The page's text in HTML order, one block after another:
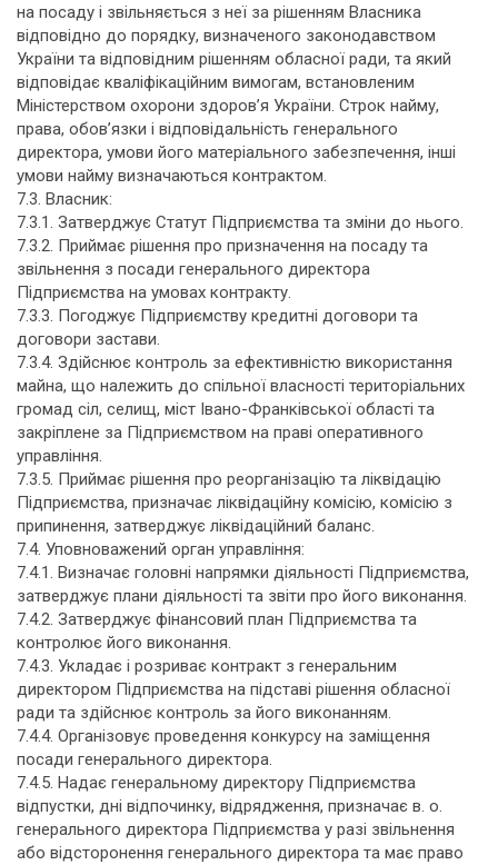
на посаду і звільняється з неї за рішенням Власника
відповідно до порядку, визначеного законодавством
України та відповідним рішенням обласної ради, та який
відповідає кваліфікаційним вимогам, встановленим
Міністерством охорони здоров’я України. Строк найму,
права, обов’язки і відповідальність генерального
директора, умови його матеріального забезпечення, інші
умови найму визначаються контрактом.
7.3. Власник:
7.3.1. Затверджує Статут Підприємства та зміни до нього.
7.3.2. Приймає рішення про призначення на посаду та
звільнення з посади генерального директора
Підприємства на умовах контракту.
7.3.3. Погоджує Підприємству кредитні договори та
договори застави.
7.3.4. Здійснює контроль за ефективністю використання
майна, що належить до спільної власності територіальних
громад сіл, селищ, міст Івано-Франківської області та
закріплене за Підприємством на праві оперативного
управління.
7.3.5. Приймає рішення про реорганізацію та ліквідацію
Підприємства, призначає ліквідаційну комісію, комісію з
припинення, затверджує ліквідаційний баланс.
7.4. Уповноважений орган управління:
7.4.1. Визначає головні напрямки діяльності Підприємства,
затверджує плани діяльності та звіти про його виконання.
7.4.2. Затверджує фінансовий план Підприємства та
контролює його виконання.
7.4.3. Укладає і розриває контракт з генеральним
директором Підприємства на підставі рішення обласної
ради та здійснює контроль за його виконанням.
7.4.4. Організовує проведення конкурсу на заміщення
посади генерального директора.
7.4.5. Надає генеральному директору Підприємства
відпустки, дні відпочинку, відрядження, призначає в. о.
генерального директора Підприємства у разі звільнення
або відсторонення генерального директора та має право